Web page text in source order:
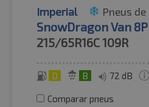
Imperial Pneus
SnowDragon Van
215/65R16C109R
D B 72 dB
Comparar pneus